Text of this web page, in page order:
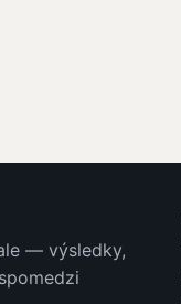
— výsledky,